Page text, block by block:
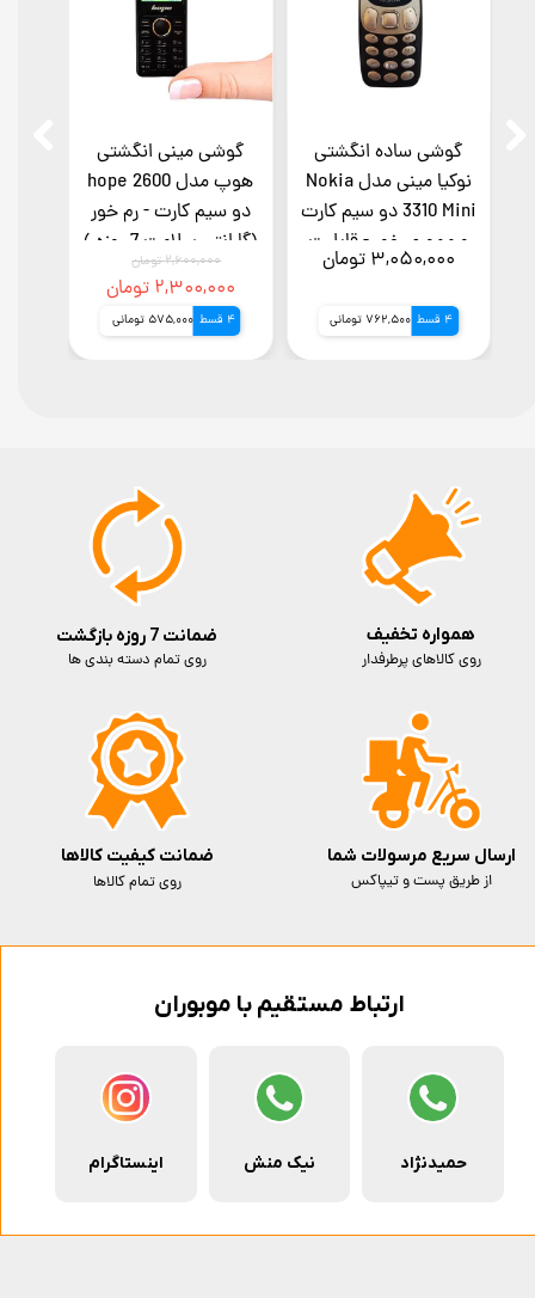
گوشی مینی انگشتی
هوپ مدل hope 2600
دو سیم کارت - رم خور
(گارانتی سلامت 7 روزه )
۲,۶۰۰,۰۰۰ تومان
۲,۳۰۰,۰۰۰ تومان
4 قسط 575,000 تومانی
گوشی ساده انگشتی
نوکیا مینی مدل Nokia
3310 Mini دو سیم کارت
و مموری خور - قابلیت
اتصال به عنوان هندزفری
بلوتوث به موبایل-
(بدون گارانتی شرکتی)
۳,۰۵۰,۰۰۰ تومان
4 قسط 762,500 تومانی
ارتباط مستقیم با موبوران
حمیدنژاد نیک منش اینستاگرام
ضمانت 7 روزه بازگشت
روی تمام دسته بندی ها
ارسال سریع مرسولات شما
از طریق پست و تیپاکس
ضمانت کیفیت کالاها
روی تمام کالاها
همواره تخفیف
روی کالاهای پرطرفدار